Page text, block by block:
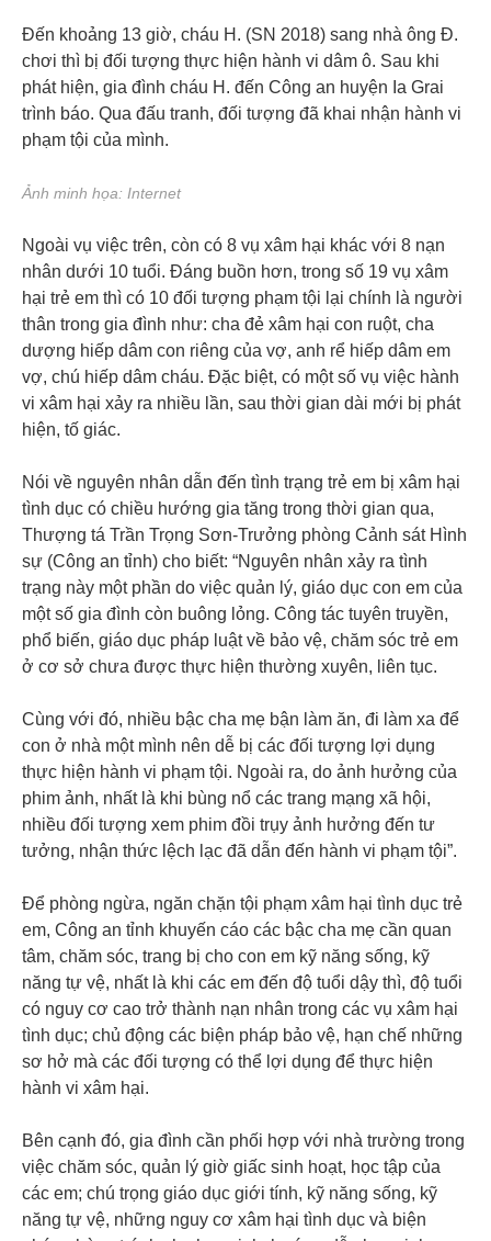
Đến khoảng 13 giờ, cháu H. (SN 2018) sang nhà ông Đ.
chơi thì bị đối tượng thực hiện hành vi dâm ô. Sau khi
phát hiện, gia đình cháu H. đến Công an huyện Ia Grai
trình báo. Qua đấu tranh, đối tượng đã khai nhận hành vi
phạm tội của mình.
Ảnh minh họa: Internet
Ngoài vụ việc trên, còn có 8 vụ xâm hại khác với 8 nạn
nhân dưới 10 tuổi. Đáng buồn hơn, trong số 19 vụ xâm
hại trẻ em thì có 10 đối tượng phạm tội lại chính là người
thân trong gia đình như: cha đẻ xâm hại con ruột, cha
dượng hiếp dâm con riêng của vợ, anh rể hiếp dâm em
vợ, chú hiếp dâm cháu. Đặc biệt, có một số vụ việc hành
vi xâm hại xảy ra nhiều lần, sau thời gian dài mới bị phát
hiện, tố giác.
Nói về nguyên nhân dẫn đến tình trạng trẻ em bị xâm hại
tình dục có chiều hướng gia tăng trong thời gian qua,
Thượng tá Trần Trọng Sơn-Trưởng phòng Cảnh sát Hình
sự (Công an tỉnh) cho biết: “Nguyên nhân xảy ra tình
trạng này một phần do việc quản lý, giáo dục con em của
một số gia đình còn buông lỏng. Công tác tuyên truyền,
phổ biến, giáo dục pháp luật về bảo vệ, chăm sóc trẻ em
ở cơ sở chưa được thực hiện thường xuyên, liên tục.
Cùng với đó, nhiều bậc cha mẹ bận làm ăn, đi làm xa để
con ở nhà một mình nên dễ bị các đối tượng lợi dụng
thực hiện hành vi phạm tội. Ngoài ra, do ảnh hưởng của
phim ảnh, nhất là khi bùng nổ các trang mạng xã hội,
nhiều đối tượng xem phim đồi trụy ảnh hưởng đến tư
tưởng, nhận thức lệch lạc đã dẫn đến hành vi phạm tội”.
Để phòng ngừa, ngăn chặn tội phạm xâm hại tình dục trẻ
em, Công an tỉnh khuyến cáo các bậc cha mẹ cần quan
tâm, chăm sóc, trang bị cho con em kỹ năng sống, kỹ
năng tự vệ, nhất là khi các em đến độ tuổi dậy thì, độ tuổi
có nguy cơ cao trở thành nạn nhân trong các vụ xâm hại
tình dục; chủ động các biện pháp bảo vệ, hạn chế những
sơ hở mà các đối tượng có thể lợi dụng để thực hiện
hành vi xâm hại.
Bên cạnh đó, gia đình cần phối hợp với nhà trường trong
việc chăm sóc, quản lý giờ giấc sinh hoạt, học tập của
các em; chú trọng giáo dục giới tính, kỹ năng sống, kỹ
năng tự vệ, những nguy cơ xâm hại tình dục và biện